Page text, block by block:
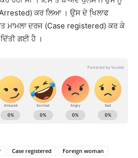
ਕਰ ਲਿਆ । ਉਸ ਦੇ ਖਿ਼ਲਾਫ
ਮਾਮਲਾ ਦਰਜ (Case registered) ਕਰ ਕੇ
ਗਈ ਹੈ ।
Case registered
Foreign woman